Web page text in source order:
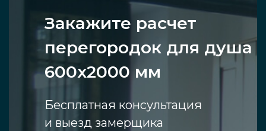
Закажите расчет
перегородок для душа
600х2000 мм
Бесплатная консультация
и выезд замерщика